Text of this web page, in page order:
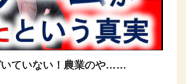
いていない！農業のや……